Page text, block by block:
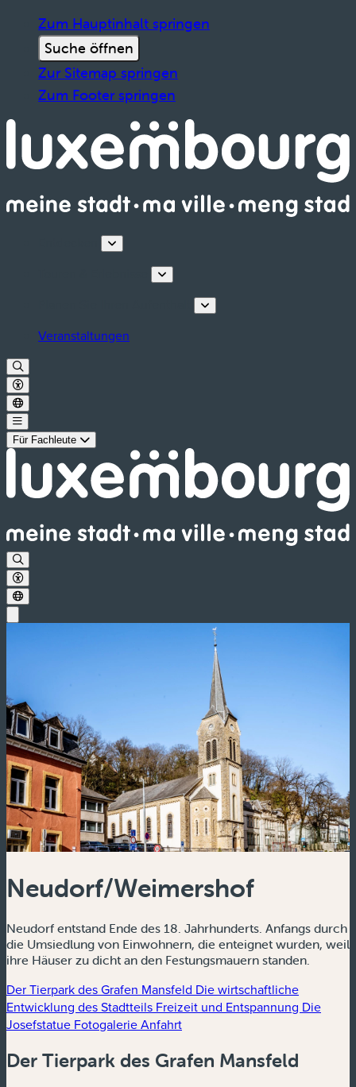
Zum Hauptinhalt springen
Suche öffnen
Zur Sitemap springen
Zum Footer springen
Veranstaltungen
Für Fachleute
Neudorf/Weimershof
Neudorf entstand Ende des 18. Jahrhunderts. Anfangs durch
die Umsiedlung von Einwohnern, die enteignet wurden, weil
ihre Häuser zu dicht an den Festungsmauern standen.
Der Tierpark des Grafen Mansfeld Die wirtschaftliche
Entwicklung des Stadtteils Freizeit und Entspannung Die
Josefstatue FotogalerieAnfahrt
Der Tierpark des Grafen Mansfeld